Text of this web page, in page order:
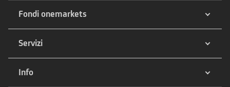
Fondi onemarkets
Servizi
Info